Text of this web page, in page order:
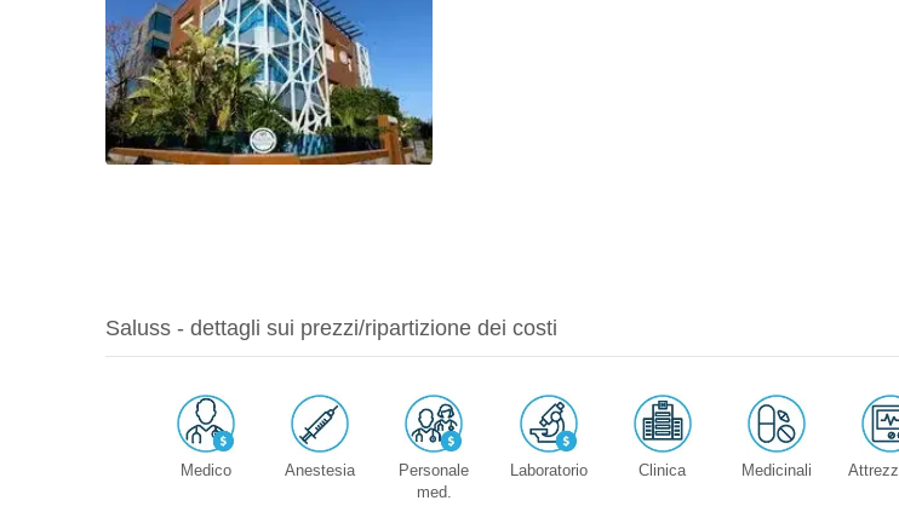
Saluss - dettagli sui prezzi/ripartizione dei costi
Medico Anestesia
Personale
med.
Laboratorio Clinica Medicinali